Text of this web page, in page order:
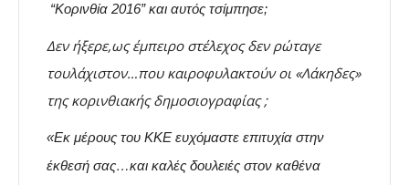
“Κορινθία 2016” και αυτός τσίμπησε;
Δεν ήξερε,ως έμπειρο στέλεχος δεν ρώταγε
τουλάχιστον…που καιροφυλακτούν οι «Λάκηδες»
της κορινθιακής δημοσιογραφίας ;
«Εκ μέρους του ΚΚΕ ευχόμαστε επιτυχία στην
έκθεσή σας…και καλές δουλειές στον καθένα